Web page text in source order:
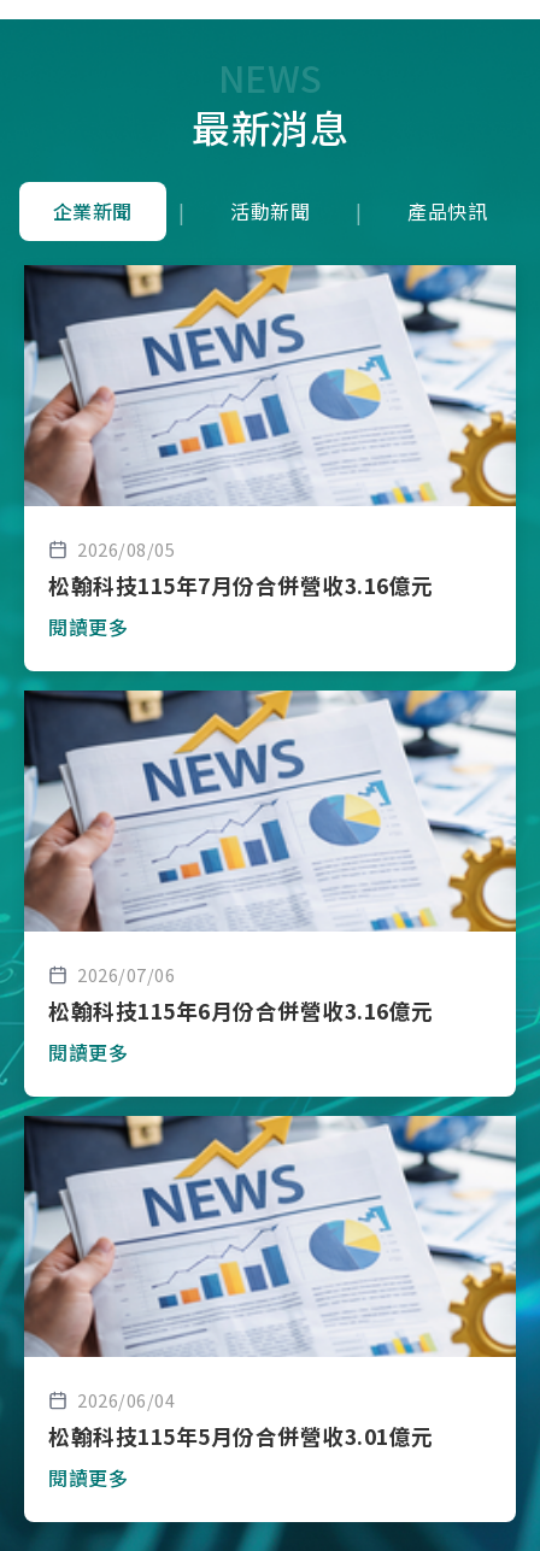
NEWS
最新消息
企業新聞 | 活動新聞 | 產品快訊
2026/08/05
松翰科技115年7月份合併營收3.16億元
閱讀更多
2026/07/06
松翰科技115年6月份合併營收3.16億元
閱讀更多
2026/06/04
松翰科技115年5月份合併營收3.01億元
閱讀更多